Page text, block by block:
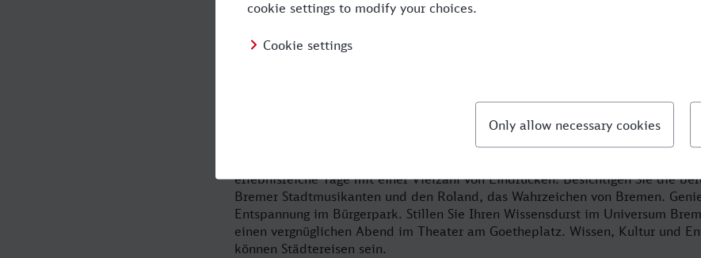
nach Bremen und entdecken Sie den Charme der
Besuchern viel zu bieten! Neben der traditionsreichen Küche und überregional
Bierspezialitäten verzaubert vor allem die einmalige Altstadt mit dem
Viertel die Reisenden. Nicht nur Ihre Fahrkarte, auch Ihr Hotel und einen
erlebnisreiche Tage mit einer Vielzahl von Eindrücken: Besichtigen Sie die
Bremer Stadtmusikanten und den Roland, das Wahrzeichen von Bremen.
Entspannung im Bürgerpark. Stillen Sie Ihren Wissensdurst im Universum
einen vergnüglichen Abend im Theater am Goetheplatz. Wissen, Kultur und
können Städtereisen sein.